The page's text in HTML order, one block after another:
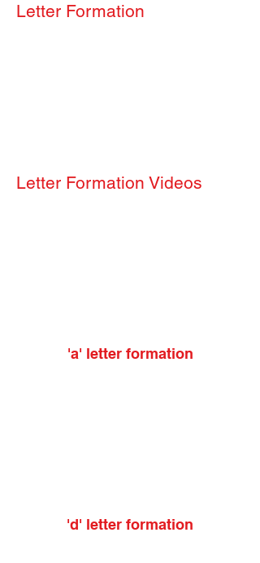
Letter Formation
Letter Formation Videos
'a' letter formation
'd' letter formation